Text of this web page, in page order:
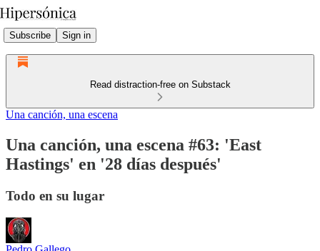
Subscribe Sign in
Read distraction-free on Substack
Una canción, una escena
Una canción, una escena #63: 'East
Hastings' en '28 días después'
Todo en su lugar